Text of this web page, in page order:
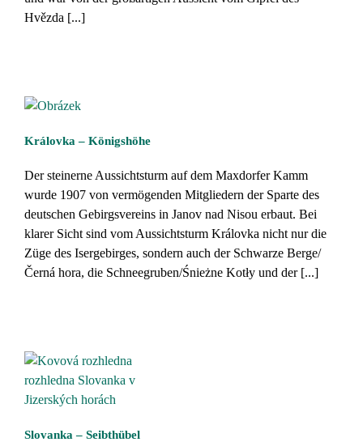
Hvězda [...]
Královka – Königshöhe
Der steinerne Aussichtsturm auf dem Maxdorfer Kamm
wurde 1907 von vermögenden Mitgliedern der Sparte des
deutschen Gebirgsvereins in Janov nad Nisou erbaut. Bei
klarer Sicht sind vom Aussichtsturm Královka nicht nur die
Züge des Isergebirges, sondern auch der Schwarze Berge/
Černá hora, die Schneegruben/Śnieżne Kotły und der [...]
Slovanka – Seibthübel